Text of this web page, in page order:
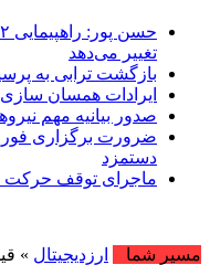
تغییر می‌دهد
بازگشت ترابی به
ایرادات همسان
صدور بیانیه مهم
ضرورت برگزاری
دستمزد
ماجرای توقف حرکت
مسیر شما
ارزدیجیتال